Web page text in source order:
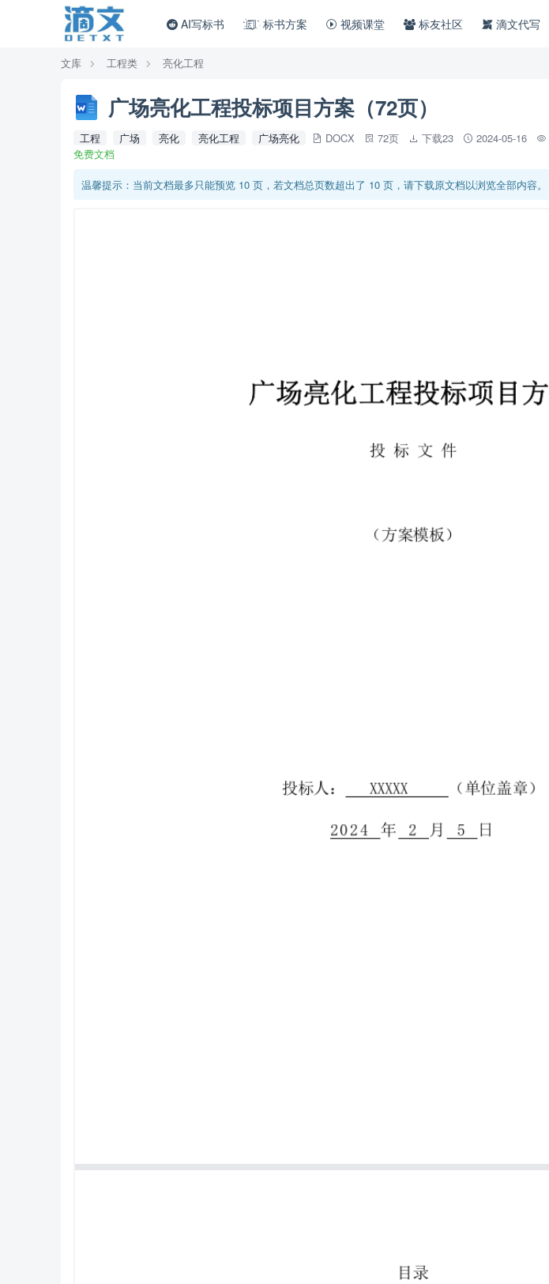
AI写标书 标书方案 视频课堂 标友社区 滴文代写
文库 工程类 亮化工程
广场亮化工程投标项目方案（72页）
工程 广场 亮化 亮化工程 广场亮化 DOCX 72页 下载23 2024-05-16
免费文档
温馨提示：当前文档最多只能预览 10 页，若文档总页数超出了 10 页，请下载原文档以浏览全部内容。